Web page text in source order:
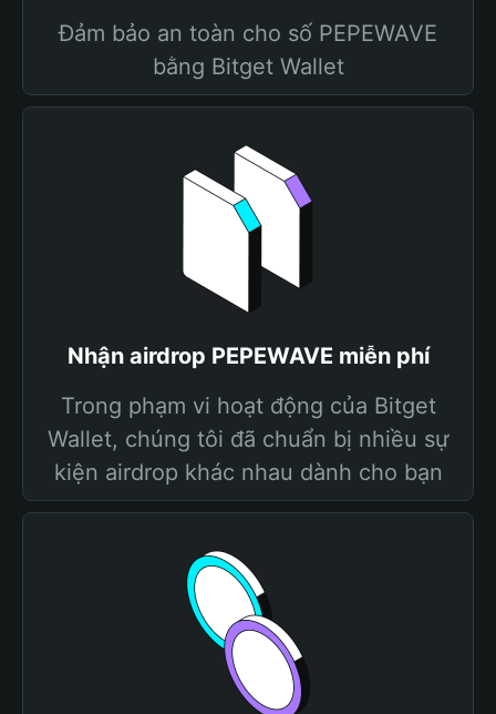
Đảm bảo an toàn cho số PEPEWAVE
bằng Bitget Wallet
Nhận airdrop PEPEWAVE miễn phí
Trong phạm vi hoạt động của Bitget
Wallet, chúng tôi đã chuẩn bị nhiều sự
kiện airdrop khác nhau dành cho bạn